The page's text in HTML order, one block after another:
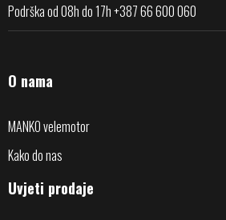
Podrška od 08h do 17h +387 66 600 060
O nama
MANKO velemotor
Kako do nas
Uvjeti prodaje